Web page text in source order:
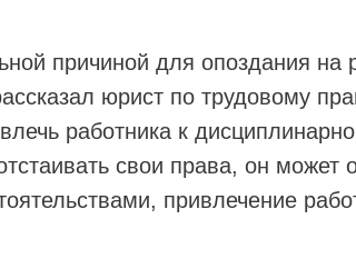
причиной для опоздания на
юрист по трудовому
работника к
свои права, он может
привлечение